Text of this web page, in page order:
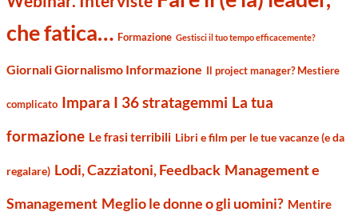
che fatica… Formazione Gestisci il tuo tempo efficacemente?
Giornali Giornalismo Informazione Il project manager? Mestiere
complicato Impara I 36 stratagemmi La tua
formazione Le frasi terribili Libri e film per le tue vacanze (e da
regalare) Lodi, Cazziatoni, Feedback Management e
Smanagement Meglio le donne o gli uomini? Mentire